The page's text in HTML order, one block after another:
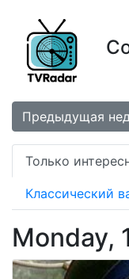
Предыдущая
Только
Классический
Monday,